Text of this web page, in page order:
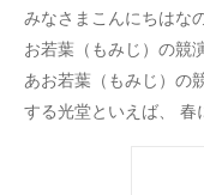
みなさまこんにちはな
お若葉（もみじ）の競
あお若葉（もみじ）の
する光堂といえば、